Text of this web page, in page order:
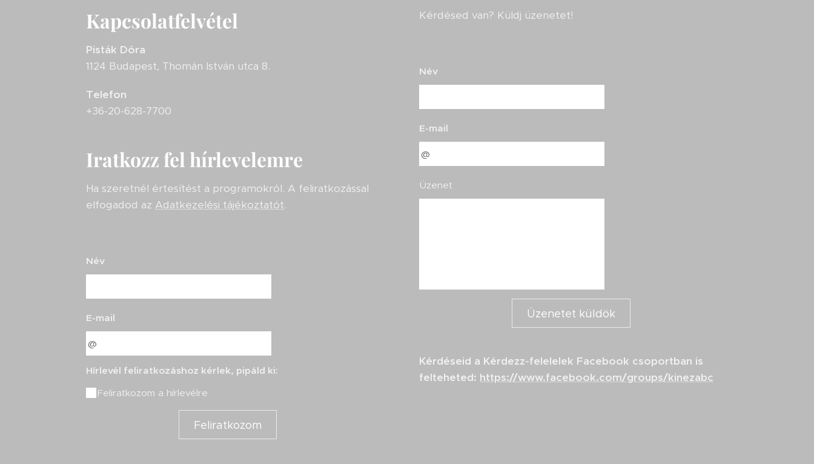
Kapcsolatfelvétel
Pisták Dóra
1124 Budapest, Thomán István utca 8.
Telefon
+36-20-628-7700
Iratkozz fel hírlevelemre
Ha szeretnél értesítést a programokról. A feliratkozással
elfogadod az Adatkezelési tájékoztatót.
Név
E-mail
Hírlevél feliratkozáshoz kérlek, pipáld ki:
Feliratkozom a hírlevélre
Feliratkozom
Kérdésed van? Küldj üzenetet!
Név
E-mail
Üzenet
Üzenetet küldök
Kérdéseid a Kérdezz-felelelek Facebook csoportban is
felteheted: https://www.facebook.com/groups/kinezabc